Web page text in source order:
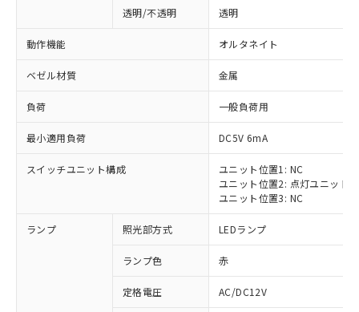
透明/不透明 透明
動作機能 オルタネイト
ベゼル材質 金属
負荷 一般負荷用
最小適用負荷 DC5V 6mA
スイッチユニット構成
ユニット位置1: NC
ユニット位置2: 点灯ユニット
ユニット位置3: NC
ランプ 照光部方式 LEDランプ
ランプ色 赤
定格電圧 AC/DC12V